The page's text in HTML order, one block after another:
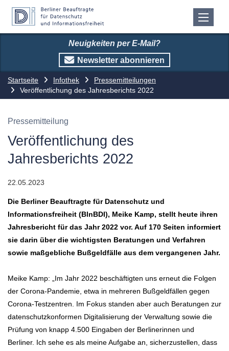
Neuigkeiten per E-Mail?
Newsletter abonnieren
Startseite Infothek
Pressemitteilungen
Veröffentlichung des Jahresberichts 2022
Pressemitteilung
Veröffentlichung des
Jahresberichts 2022
22.05.2023
Die Berliner Beauftragte für Datenschutz und
Informationsfreiheit (BlnBDI), Meike Kamp, stellt heute ihren
Jahresbericht für das Jahr 2022 vor. Auf 170 Seiten informiert
sie darin über die wichtigsten Beratungen und Verfahren
sowie maßgebliche Bußgeldfälle aus dem vergangenen Jahr.
Meike Kamp: „Im Jahr 2022 beschäftigten uns erneut die Folgen
der Corona-Pandemie, etwa in mehreren Bußgeldfällen gegen
Corona-Testzentren. Im Fokus standen aber auch Beratungen zur
datenschutzkonformen Digitalisierung der Verwaltung sowie die
Prüfung von knapp 4.500 Eingaben der Berlinerinnen und
Berliner. Ich sehe es als meine Aufgabe an, sicherzustellen, dass